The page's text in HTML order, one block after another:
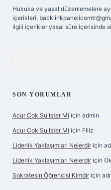
Hukuka ve yasal düzenlemelere
içerikleri,
ilgili içerikler yasal süre içerisinde
SON YORUMLAR
Acur Cok Su Ister Mi için admin
Acur Cok Su Ister Mi için Filiz
Liderlik Yaklaşımları Nelerdir için
Liderlik Yaklaşımları Nelerdir için
Sokratesin Öğrencisi Kimdir için